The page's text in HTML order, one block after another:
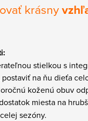
krásny
stielkou s
na ňu dieťa
koženú obuv
miesta na
sezóny.